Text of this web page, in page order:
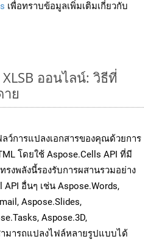
เพื่อทราบข้อมูลเพิ่มเติมเกี่ยวกับ
ออนไลน์: วิธีที่
าย
ว์การแปลงเอกสารของคุณด้วยการ
โดยใช้ Aspose.Cells API ที่มี
งพลังนี้รองรับการผสานรวมอย่าง
อื่นๆ เช่น Aspose.Words,
Aspose.Slides,
Aspose.3D,
มารถแปลงไฟล์หลายรูปแบบได้